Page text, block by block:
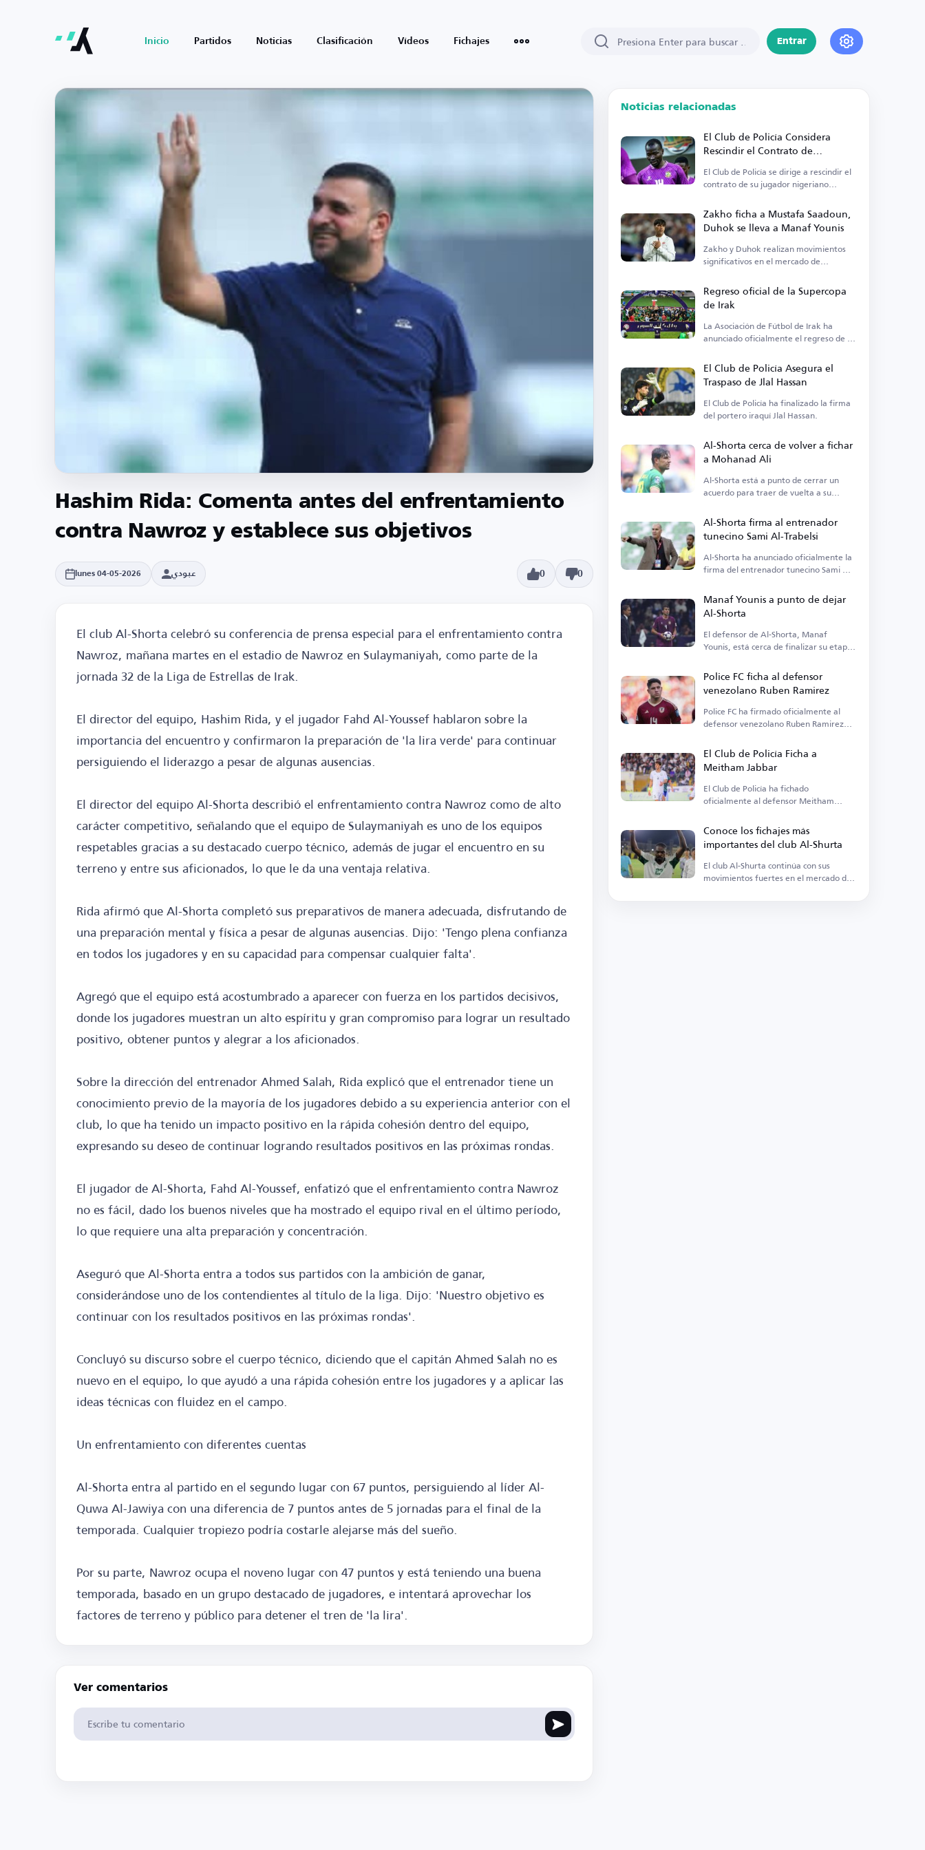
Inicio Partidos Noticias Clasificación Vídeos Fichajes Entrar
Hashim Rida: Comenta antes del enfrentamiento
contra Nawroz y establece sus objetivos
lunes 04-05-2026 عبودي 0 0
El club Al-Shorta celebró su conferencia de prensa especial para el enfrentamiento contra
Nawroz, mañana martes en el estadio de Nawroz en Sulaymaniyah, como parte de la
jornada 32 de la Liga de Estrellas de Irak.
El director del equipo, Hashim Rida, y el jugador Fahd Al-Youssef hablaron sobre la
importancia del encuentro y confirmaron la preparación de 'la lira verde' para continuar
persiguiendo el liderazgo a pesar de algunas ausencias.
El director del equipo Al-Shorta describió el enfrentamiento contra Nawroz como de alto
carácter competitivo, señalando que el equipo de Sulaymaniyah es uno de los equipos
respetables gracias a su destacado cuerpo técnico, además de jugar el encuentro en su
terreno y entre sus aficionados, lo que le da una ventaja relativa.
Rida afirmó que Al-Shorta completó sus preparativos de manera adecuada, disfrutando de
una preparación mental y física a pesar de algunas ausencias. Dijo: 'Tengo plena confianza
en todos los jugadores y en su capacidad para compensar cualquier falta'.
Agregó que el equipo está acostumbrado a aparecer con fuerza en los partidos decisivos,
donde los jugadores muestran un alto espíritu y gran compromiso para lograr un resultado
positivo, obtener puntos y alegrar a los aficionados.
Sobre la dirección del entrenador Ahmed Salah, Rida explicó que el entrenador tiene un
conocimiento previo de la mayoría de los jugadores debido a su experiencia anterior con el
club, lo que ha tenido un impacto positivo en la rápida cohesión dentro del equipo,
expresando su deseo de continuar logrando resultados positivos en las próximas rondas.
El jugador de Al-Shorta, Fahd Al-Youssef, enfatizó que el enfrentamiento contra Nawroz
no es fácil, dado los buenos niveles que ha mostrado el equipo rival en el último período,
lo que requiere una alta preparación y concentración.
Aseguró que Al-Shorta entra a todos sus partidos con la ambición de ganar,
considerándose uno de los contendientes al título de la liga. Dijo: 'Nuestro objetivo es
continuar con los resultados positivos en las próximas rondas'.
Concluyó su discurso sobre el cuerpo técnico, diciendo que el capitán Ahmed Salah no es
nuevo en el equipo, lo que ayudó a una rápida cohesión entre los jugadores y a aplicar las
ideas técnicas con fluidez en el campo.
Un enfrentamiento con diferentes cuentas
Al-Shorta entra al partido en el segundo lugar con 67 puntos, persiguiendo al líder Al-
Quwa Al-Jawiya con una diferencia de 7 puntos antes de 5 jornadas para el final de la
temporada. Cualquier tropiezo podría costarle alejarse más del sueño.
Por su parte, Nawroz ocupa el noveno lugar con 47 puntos y está teniendo una buena
temporada, basado en un grupo destacado de jugadores, e intentará aprovechar los
factores de terreno y público para detener el tren de 'la lira'.
Ver comentarios
Noticias relacionadas
El Club de Policía Considera
Rescindir el Contrato de
Abdulmajid Bou Bakr
El Club de Policía se dirige a rescindir el
contrato de su jugador nigeriano
Zakho ficha a Mustafa Saadoun,
Duhok se lleva a Manaf Younis
Zakho y Duhok realizan movimientos
significativos en el mercado de
fichajes clave.
Regreso oficial de la Supercopa
de Irak
La Asociación de Fútbol de Irak ha
anunciado oficialmente el regreso de la
El Club de Policía Asegura el
Traspaso de Jlal Hassan
El Club de Policía ha finalizado la firma
del portero iraquí Jlal Hassan.
Al-Shorta cerca de volver a fichar
a Mohanad Ali
Al-Shorta está a punto de cerrar un
acuerdo para traer de vuelta a su
Al-Shorta firma al entrenador
tunecino Sami Al-Trabelsi
Al-Shorta ha anunciado oficialmente la
firma del entrenador tunecino Sami Al-
Manaf Younis a punto de dejar
Al-Shorta
El defensor de Al-Shorta, Manaf
Younis, está cerca de finalizar su etapa
Police FC ficha al defensor
venezolano Ruben Ramirez
Police FC ha firmado oficialmente al
defensor venezolano Ruben Ramirez
El Club de Policía Ficha a
Meitham Jabbar
El Club de Policía ha fichado
oficialmente al defensor Meitham
Zawraa.
Conoce los fichajes más
importantes del club Al-Shurta
El club Al-Shurta continúa con sus
movimientos fuertes en el mercado de